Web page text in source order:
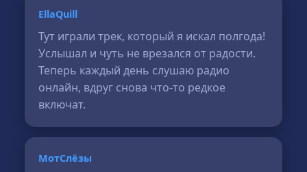
EllaQuill
Тут играли трек, который я искал полгода!
Услышал и чуть не врезался от радости.
Теперь каждый день слушаю радио
онлайн, вдруг снова что-то редкое
включат.
МотСлёзы